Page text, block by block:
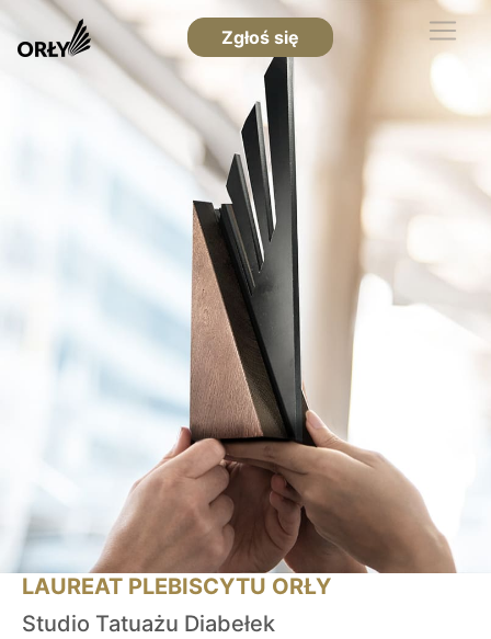
Zgłoś się
LAUREAT PLEBISCYTU ORŁY
Studio Tatuażu Diabełek